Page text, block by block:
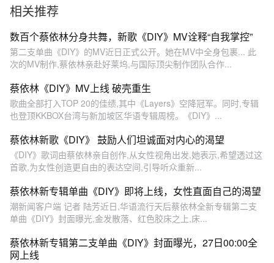
相关推荐
数百个蔡依林分身共舞，新歌《DIY》MV诠释“自我掌控”
第二支单曲《DIY》的MV近日正式公开。她在MV中全身包裹... 此
次的MV制作,蔡依林亲赴好莱坞,与国际顶尖制作团队合作...
蔡依林《DIY》MV上线 破壳重生
歌曲全部打入TOP 20的佳绩,其中《Layers》空降冠军。同时,专辑
也登顶KKBOX台湾与新加坡区华语专辑周榜。《DIY》...
蔡依林新歌《DIY》 鼓励人们坦诚面对内心的渴望
《DIY》歌词由蔡依林亲自创作,从女性视角出发,她表示,希望透过这
首歌,为女性创造更自由的表达空间,引导听众重新...
蔡依林新专辑单曲《DIY》即将上线，女性直面自己的渴望
潮新闻客户端 记者 陆芳近日,华语流行天后蔡依林全新专辑第二支
单曲《DIY》封面曝光,金发散落、红色胶床之上,床...
蔡依林新专辑第二支单曲《DIY》封面曝光，27日00:00全
网上线